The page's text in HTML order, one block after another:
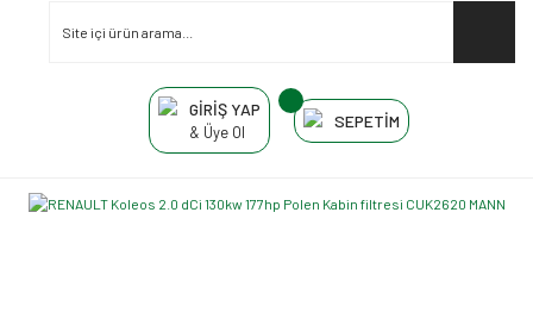
GİRİŞ YAP
& Üye Ol
SEPETİM